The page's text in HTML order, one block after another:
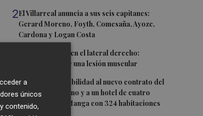
2El Villarreal anuncia a sus seis capitanes:
Gerard Moreno, Foyth, Comesaña, Ayoze,
Cardona y Logan Costa
Más problemas en el lateral derecho:
Monferrer sufre una lesión muscular
4San Javier da viabilidad al nuevo contrato del
transporte urbano y a un hotel de cuatro
estrellas en La Manga con 324 habitaciones
a
únicos
contenido,